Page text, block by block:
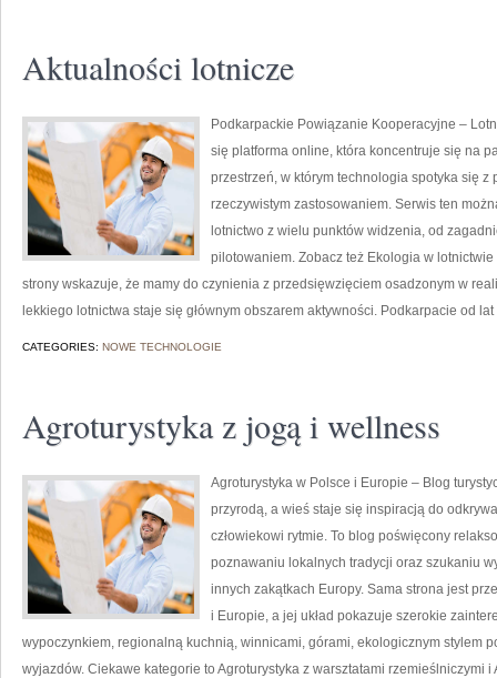
Aktualności lotnicze
Podkarpackie Powiązanie Kooperacyjne –
się platforma online, która koncentruje się na
przestrzeń, w którym technologia spotyka się z
rzeczywistym zastosowaniem. Serwis ten
lotnictwo z wielu punktów widzenia, od
pilotowaniem. Zobacz też Ekologia w
strony wskazuje, że mamy do czynienia z przedsięwzięciem osadzonym w
lekkiego lotnictwa staje się głównym obszarem aktywności. Podkarpacie od
CATEGORIES: NOWE TECHNOLOGIE
Agroturystyka z jogą i wellness
Agroturystyka w Polsce i Europie – Blog
przyrodą, a wieś staje się inspiracją do
człowiekowi rytmie. To blog poświęcony
poznawaniu lokalnych tradycji oraz szukaniu
innych zakątkach Europy. Sama strona jest
i Europie, a jej układ pokazuje szerokie
wypoczynkiem, regionalną kuchnią, winnicami, górami, ekologicznym stylem
wyjazdów. Ciekawe kategorie to Agroturystyka z warsztatami rzemieślniczymi i